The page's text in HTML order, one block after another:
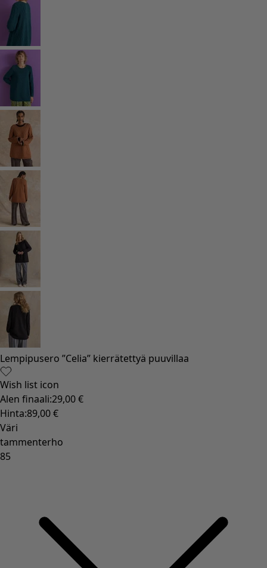
Lempipusero ”Celia” kierrätettyä puuvillaa
Wish list icon
Alen finaali:29,00 €
Hinta:89,00 €
Väri
tammenterho
85